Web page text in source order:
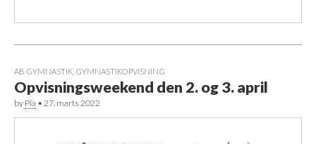
AB GYMNASTIK GYMNASTIKOPVISNING
Opvisningsweekend den 2. og 3. april
by Pia • 27. marts 2022